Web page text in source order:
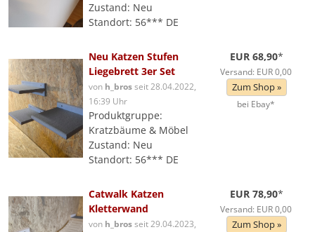
Zustand: Neu
Standort: 56*** DE
Neu Katzen Stufen
Liegebrett 3er Set
von h_brosseit 28.04.2022,
16:39 Uhr
Produktgruppe:
Kratzbäume & Möbel
Zustand: Neu
Standort: 56*** DE
EUR 68,90*
Versand: EUR 0,00
Zum Shop »
bei Ebay*
Catwalk Katzen
Kletterwand
von h_brosseit 29.04.2023,
EUR 78,90*
Versand: EUR 0,00
Zum Shop »